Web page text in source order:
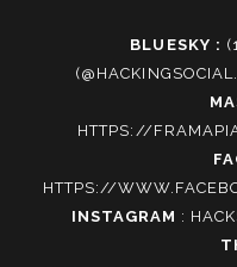
BLUESKY :
HTTPS://
HTTPS://
INSTAGRAM :